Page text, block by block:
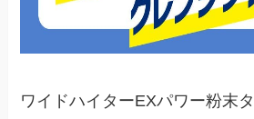
ワイドハイターEXパワー粉末